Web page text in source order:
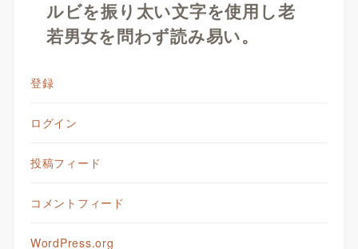
ルビを振り太い文字を使用し老
若男女を問わず読み易い。
登録
ログイン
投稿フィード
コメントフィード
WordPress.org